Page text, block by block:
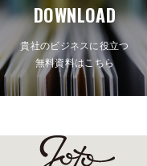
DOWNLOAD
貴社のビジネスに役立つ
無料資料はこちら